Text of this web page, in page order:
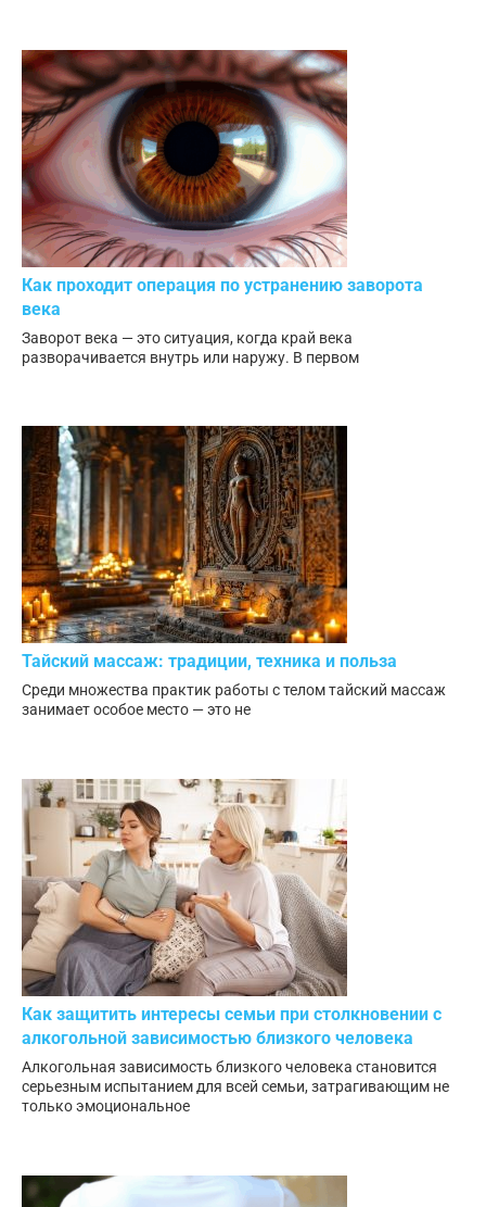
Как проходит операция по устранению заворота
века
Заворот века — это ситуация, когда край века
разворачивается внутрь или наружу. В первом
Тайский массаж: традиции, техника и польза
Среди множества практик работы с телом тайский массаж
занимает особое место — это не
Как защитить интересы семьи при столкновении с
алкогольной зависимостью близкого человека
Алкогольная зависимость близкого человека становится
серьезным испытанием для всей семьи, затрагивающим не
только эмоциональное